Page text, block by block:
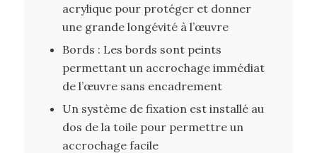
acrylique pour protéger et donner
une grande longévité à l’œuvre
Bords : Les bords sont peints
permettant un accrochage immédiat
de l’œuvre sans encadrement
Un système de fixation est installé au
dos de la toile pour permettre un
accrochage facile